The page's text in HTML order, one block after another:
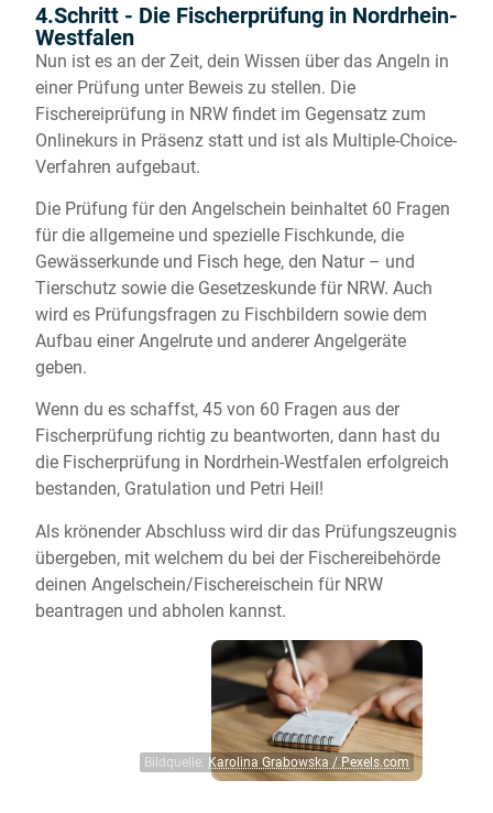
4.Schritt - Die Fischerprüfung in Nordrhein-
Westfalen
Nun ist es an der Zeit, dein Wissen über das Angeln in
einer Prüfung unter Beweis zu stellen. Die
Fischereiprüfung in NRW findet im Gegensatz zum
Onlinekurs in Präsenz statt und ist als Multiple-Choice-
Verfahren aufgebaut.
Die Prüfung für den Angelschein beinhaltet 60 Fragen
für die allgemeine und spezielle Fischkunde, die
Gewässerkunde und Fisch hege, den Natur – und
Tierschutz sowie die Gesetzeskunde für NRW. Auch
wird es Prüfungsfragen zu Fischbildern sowie dem
Aufbau einer Angelrute und anderer Angelgeräte
geben.
Wenn du es schaffst, 45 von 60 Fragen aus der
Fischerprüfung richtig zu beantworten, dann hast du
die Fischerprüfung in Nordrhein-Westfalen erfolgreich
bestanden, Gratulation und Petri Heil!
Als krönender Abschluss wird dir das Prüfungszeugnis
übergeben, mit welchem du bei der Fischereibehörde
deinen Angelschein/Fischereischein für NRW
beantragen und abholen kannst.
Bildquelle: Karolina Grabowska / Pexels.com